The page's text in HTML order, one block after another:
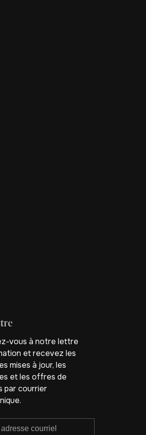
vous à notre lettre
et recevez les
mises à jour, les
et les offres de
par courrier